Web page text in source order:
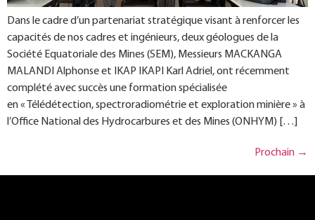
Dans le cadre d’un partenariat stratégique visant à renforcer les
capacités de nos cadres et ingénieurs, deux géologues de la
Société Equatoriale des Mines (SEM), Messieurs MACKANGA
MALANDI Alphonse et IKAP IKAPI Karl Adriel, ont récemment
complété avec succès une formation spécialisée
en « Télédétection, spectroradiométrie et exploration minière » à
l’Office National des Hydrocarbures et des Mines (ONHYM) […]
Prochain →